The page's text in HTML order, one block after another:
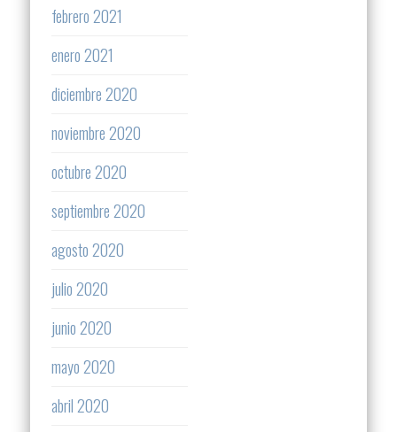
febrero 2021
enero 2021
diciembre 2020
noviembre 2020
octubre 2020
septiembre 2020
agosto 2020
julio 2020
junio 2020
mayo 2020
abril 2020